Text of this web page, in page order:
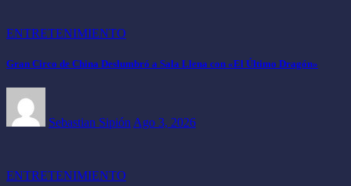
ENTRETENIMIENTO
Gran Circo de China Deslumbró a Sala Llena con «El Último Dragón»
Sebastian Sipión Ago 3, 2026
ENTRETENIMIENTO